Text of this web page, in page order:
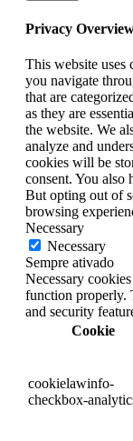
Privacy
This website uses
you navigate
that are
as they are
the website. We
analyze and
cookies will be
consent. You also
But opting out of
browsing
Necessary
Necessary
Sempre ativado
Necessary
function properly.
and security
Cookie
cookielawinfo-
checkbox-